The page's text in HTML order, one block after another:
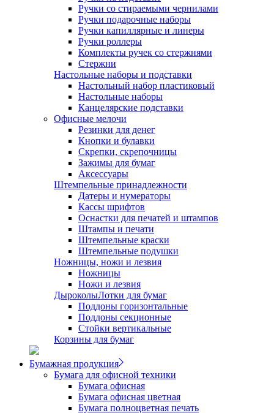
Ручки со стираемыми чернилами
Ручки подарочные наборы
Ручки капиллярные и линеры
Ручки роллеры
Комплекты ручек со стержнями
Стержни
Настольные наборы и подставки
Настольный набор пластиковый
Настольные наборы
Канцелярские подставки
Офисные мелочи
Резинки для денег
Кнопки и булавки
Скрепки, скрепочницы
Зажимы для бумаг
Аксессуары
Штемпельные принадлежности
Датеры и нумераторы
Кассы шрифтов
Оснастки для печатей и штампов
Штампы и печати
Штемпельные краски
Штемпельные подушки
Ножницы, ножи и лезвия
Ножницы
Ножи и лезвия
ДыроколыЛотки для бумаг
Поддоны горизонтальные
Поддоны секционные
Стойки вертикальные
Корзины для бумаг
Бумажная продукция
Бумага для офисной техники
Бумага офисная
Бумага офисная цветная
Бумага полноцветная печать